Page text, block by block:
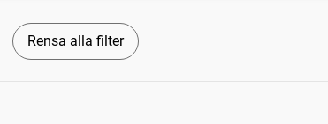
Rensa alla filter